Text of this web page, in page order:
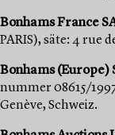
Bonhams France
PARIS), säte: 4 rue
Bonhams (Europe)
nummer 08615/
Genève, Schweiz.